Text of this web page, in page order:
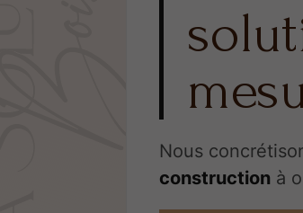
Nous
constructionà